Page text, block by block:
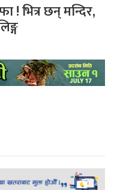
! भित्र छन् मन्दिर,